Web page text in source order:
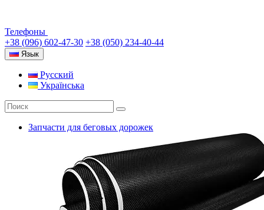
Телефоны
+38 (096) 602-47-30 +38 (050) 234-40-44
Язык
Русский
Українська
Запчасти для беговых дорожек